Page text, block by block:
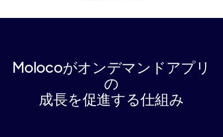
Molocoがオンデマンドアプリ
の
成長を促進する仕組み